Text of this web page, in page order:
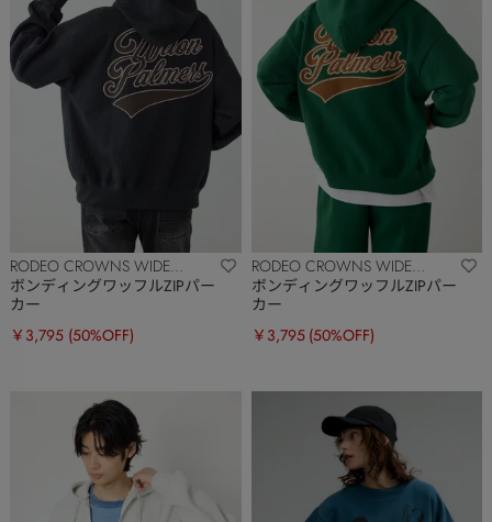
RODEO CROWNS WIDE
BOWL
ボンディングワッフルZIPパー
カー
￥3,795 (50%OFF)
RODEO CROWNS WIDE
BOWL
ボンディングワッフルZIPパー
カー
￥3,795 (50%OFF)